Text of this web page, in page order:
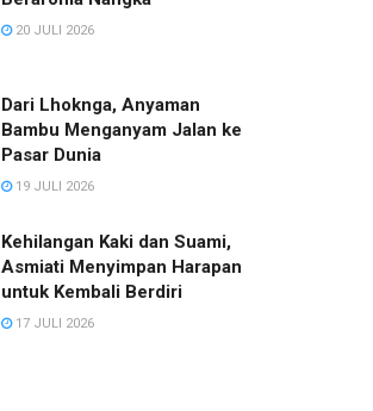
20 JULI 2026
Dari Lhoknga, Anyaman
Bambu Menganyam Jalan ke
Pasar Dunia
19 JULI 2026
Kehilangan Kaki dan Suami,
Asmiati Menyimpan Harapan
untuk Kembali Berdiri
17 JULI 2026